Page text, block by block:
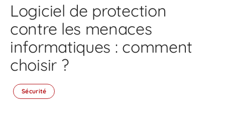
Logiciel de protection
contre les menaces
informatiques : comment
choisir ?
Sécurité